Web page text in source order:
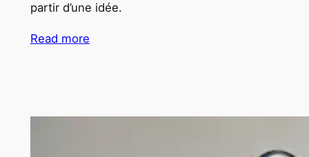
partir d’une idée.
Read more